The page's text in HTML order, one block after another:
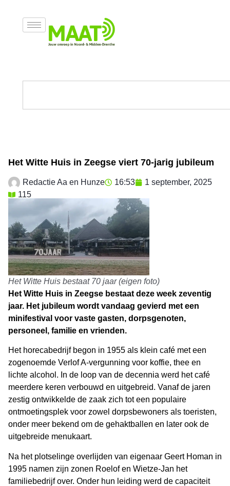
Het Witte Huis in Zeegse viert 70-jarig jubileum
Redactie Aa en Hunze 16:53
1 september, 2025
115
Het Witte Huis bestaat 70 jaar (eigen foto)
Het Witte Huis in Zeegse bestaat deze week zeventig
jaar. Het jubileum wordt vandaag gevierd met een
minifestival voor vaste gasten, dorpsgenoten,
personeel, familie en vrienden.
Het horecabedrijf begon in 1955 als klein café met een
zogenoemde Verlof A-vergunning voor koffie, thee en
lichte alcohol. In de loop van de decennia werd het café
meerdere keren verbouwd en uitgebreid. Vanaf de jaren
zestig ontwikkelde de zaak zich tot een populaire
ontmoetingsplek voor zowel dorpsbewoners als toeristen,
onder meer bekend om de gehaktballen en later ook de
uitgebreide menukaart.
Na het plotselinge overlijden van eigenaar Geert Homan in
1995 namen zijn zonen Roelof en Wietze-Jan het
familiebedrijf over. Onder hun leiding werd de capaciteit